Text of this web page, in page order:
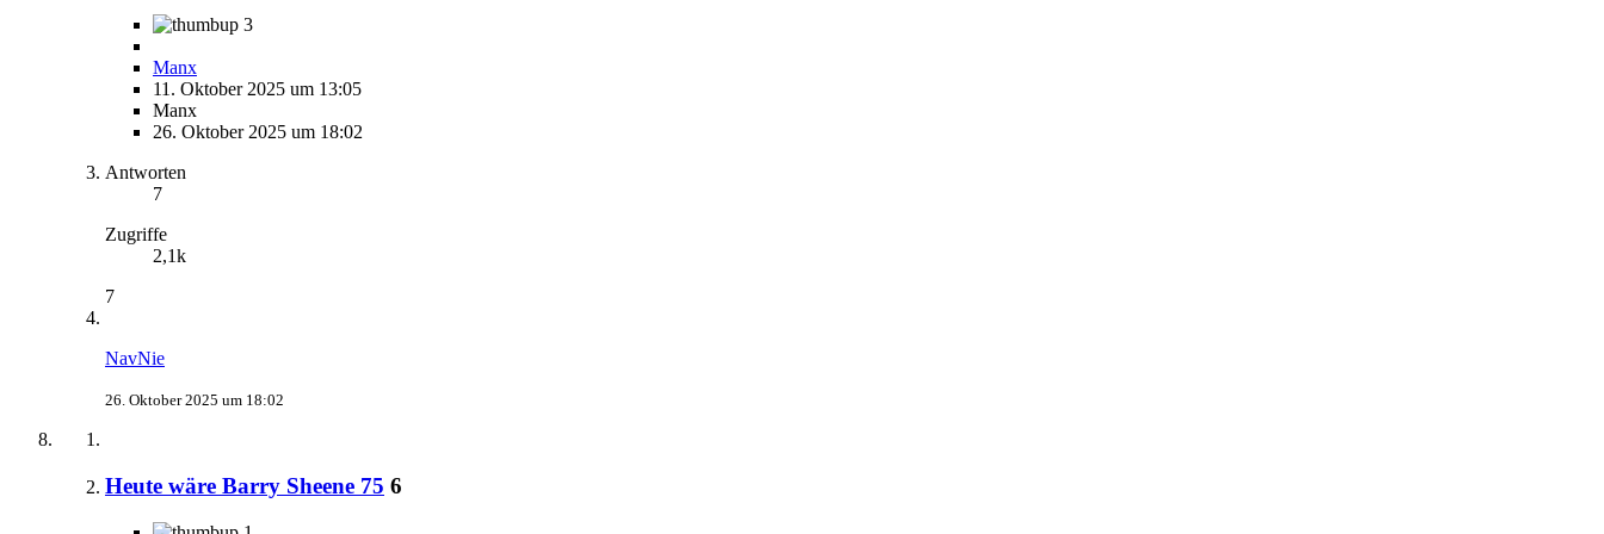
3
Manx
11. Oktober 2025 um 13:05
Manx
26. Oktober 2025 um 18:02
Antworten
7
Zugriffe
2,1k
7
NavNie
26. Oktober 2025 um 18:02
Heute wäre Barry Sheene 75 6